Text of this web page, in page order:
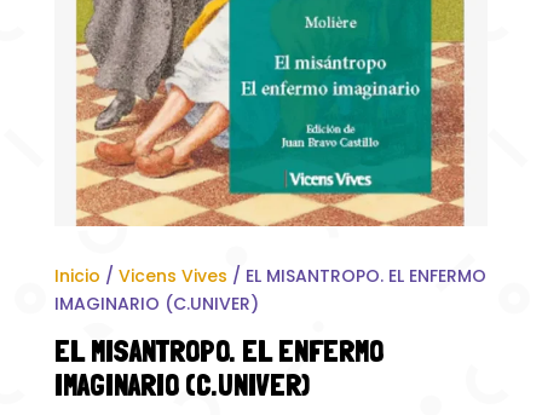
Inicio / Vicens Vives / EL MISANTROPO. EL ENFERMO
IMAGINARIO (C.UNIVER)
EL MISANTROPO. EL ENFERMO
IMAGINARIO (C.UNIVER)